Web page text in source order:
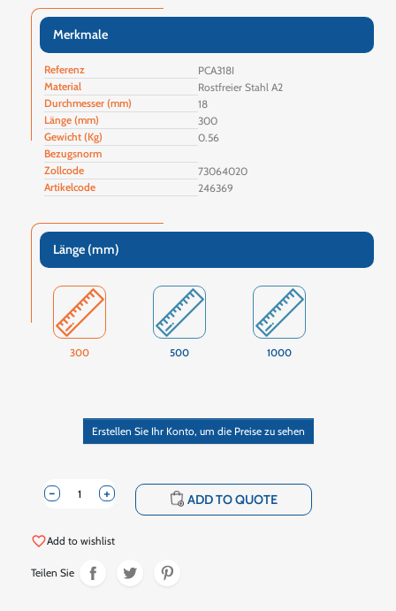
Merkmale
Referenz
PCA318I
Material
Rostfreier Stahl A2
Durchmesser (mm)
18
Länge (mm)
300
Gewicht (Kg)
0.56
Bezugsnorm
Zollcode
73064020
Artikelcode
246369
Länge (mm)
300 500 1000
Erstellen Sie Ihr Konto, um die Preise zu sehen
+
- shopping_cart ADD TO QUOTE
favorite_borderAdd to wishlist
Teilen Sie